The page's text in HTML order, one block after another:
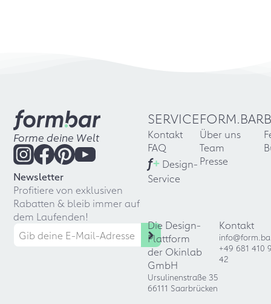
Forme deine Welt
Newsletter
Profitiere von exklusiven
Rabatten & bleib immer auf
dem Laufenden!
SERVICE
Kontakt
FAQ
f+ Design-
Service
FORM.BAR
Über uns
Team
Presse
Die Design-
Plattform
der Okinlab
GmbH
Ursulinenstraße 35
66111 Saarbrücken
Kontakt
+49 681 410
42